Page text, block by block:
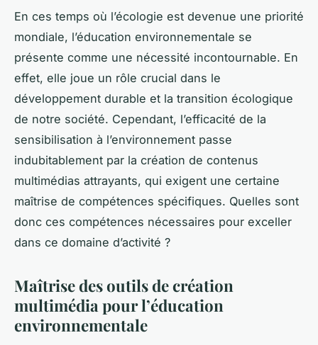
En ces temps où l’écologie est devenue une priorité
mondiale, l’éducation environnementale se
présente comme une nécessité incontournable. En
effet, elle joue un rôle crucial dans le
développement durable et la transition écologique
de notre société. Cependant, l’efficacité de la
sensibilisation à l’environnement passe
indubitablement par la création de contenus
multimédias attrayants, qui exigent une certaine
maîtrise de compétences spécifiques. Quelles sont
donc ces compétences nécessaires pour exceller
dans ce domaine d’activité ?
Maîtrise des outils de création
multimédia pour l’éducation
environnementale